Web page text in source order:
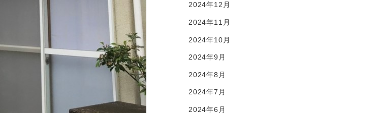
2024年12月
2024年11月
2024年10月
2024年9月
2024年8月
2024年7月
2024年6月